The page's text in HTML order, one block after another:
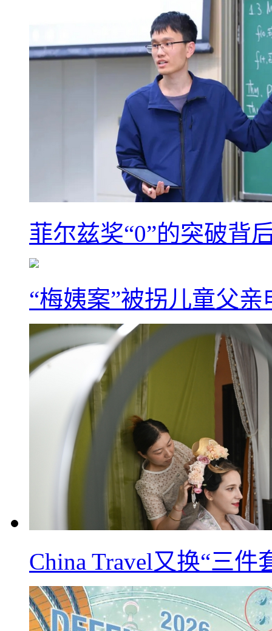
菲尔兹奖“0”的突破背
“梅姨案”被拐儿童父
China Travel又换“三